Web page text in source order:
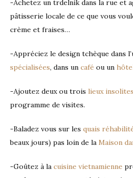
-Achetez un trdelník dans la rue et
pâtisserie locale de ce que vous
crème et fraises…
-Appréciez le design tchèque dans
spécialisées, dans un café ou un
-Ajoutez deux ou trois lieux
programme de visites.
-Baladez vous sur les quais
beaux jours) pas loin de la Maison
-Goûtez à la cuisine vietnamienne